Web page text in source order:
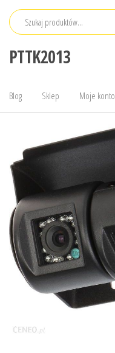
Przejdź
PTTK2013
Blog Sklep Moje konto